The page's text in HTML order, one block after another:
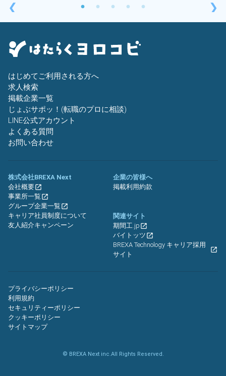
❮ ❯
はじめてご利用される方へ
求人検索
掲載企業一覧
じょぶサポッ！(転職のプロに相談)
LINE公式アカウント
よくある質問
お問い合わせ
株式会社BREXA Next
会社概要
事業所一覧
グループ企業一覧
キャリア社員制度について
友人紹介キャンペーン
企業の皆様へ
掲載利用約款
関連サイト
期間工.jp
バイトッツ
BREXA Technology キャリア採用
サイト
プライバシーポリシー
利用規約
セキュリティーポリシー
クッキーポリシー
サイトマップ
© BREXA Next inc.All Rights Reserved.